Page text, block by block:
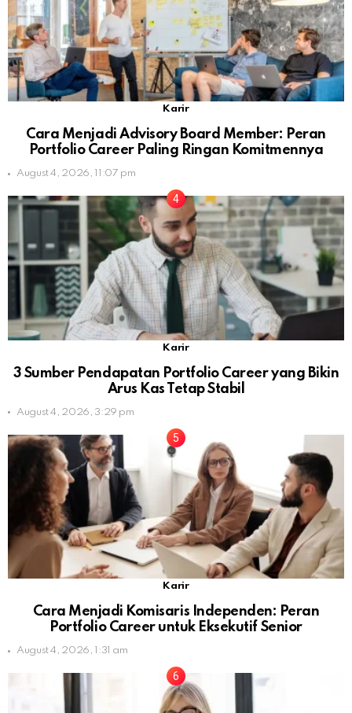
Karir
Cara Menjadi Advisory Board Member: Peran
Portfolio Career Paling Ringan Komitmennya
August 4, 2026, 11:07 pm
Karir
3 Sumber Pendapatan Portfolio Career yang Bikin
Arus Kas Tetap Stabil
August 4, 2026, 3:29 pm
Karir
Cara Menjadi Komisaris Independen: Peran
Portfolio Career untuk Eksekutif Senior
August 4, 2026, 1:31 am